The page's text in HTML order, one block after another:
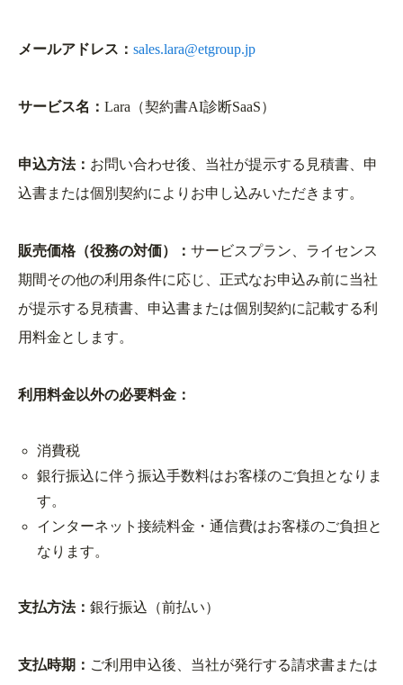
メールアドレス： sales.lara@etgroup.jp
サービス名： Lara（契約書AI診断SaaS）
申込方法： お問い合わせ後、当社が提示する見積書、申
込書または個別契約によりお申し込みいただきます。
販売価格（役務の対価）： サービスプラン、ライセンス
期間その他の利用条件に応じ、正式なお申込み前に当社
が提示する見積書、申込書または個別契約に記載する利
用料金とします。
利用料金以外の必要料金：
消費税
銀行振込に伴う振込手数料はお客様のご負担となりま
す。
インターネット接続料金・通信費はお客様のご負担と
なります。
支払方法： 銀行振込（前払い）
支払時期： ご利用申込後、当社が発行する請求書または